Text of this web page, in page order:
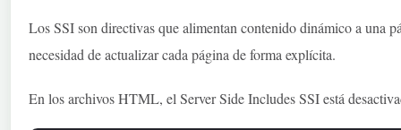
Los SSI son directivas que alimentan contenido dinámico a una
necesidad de actualizar cada página de forma explícita.
En los archivos HTML, el Server Side Includes SSI está